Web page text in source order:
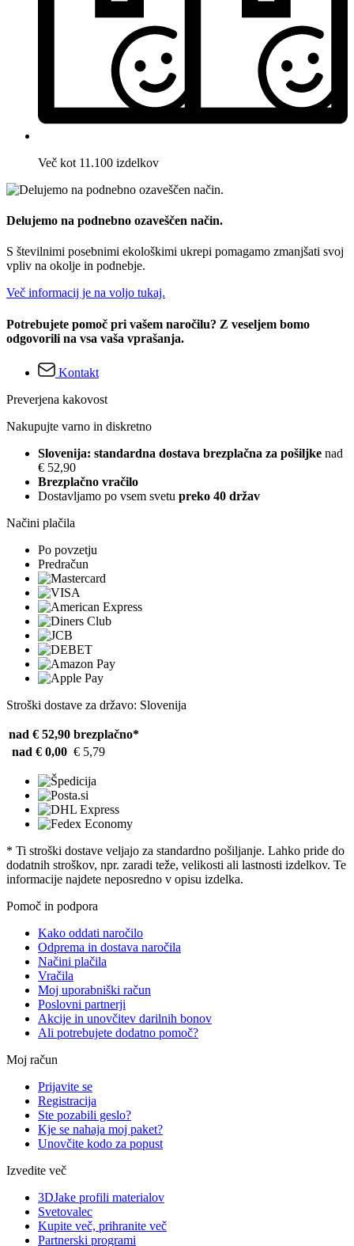
Več kot 11.100 izdelkov
Delujemo na podnebno ozaveščen način.
S številnimi posebnimi ekološkimi ukrepi pomagamo zmanjšati svoj
vpliv na okolje in podnebje.
Več informacij je na voljo tukaj.
Potrebujete pomoč pri vašem naročilu? Z veseljem bomo
odgovorili na vsa vaša vprašanja.
Kontakt
Preverjena kakovost
Nakupujte varno in diskretno
Slovenija: standardna dostava brezplačna za pošiljke nad
€ 52,90
Brezplačno vračilo
Dostavljamo po vsem svetu preko 40 držav
Načini plačila
Po povzetju
Predračun
Stroški dostave za državo: Slovenija
nad € 52,90 brezplačno*
nad € 0,00 € 5,79
* Ti stroški dostave veljajo za standardno pošiljanje. Lahko pride do
dodatnih stroškov, npr. zaradi teže, velikosti ali lastnosti izdelkov. Te
informacije najdete neposredno v opisu izdelka.
Pomoč in podpora
Kako oddati naročilo
Odprema in dostava naročila
Načini plačila
Vračila
Moj uporabniški račun
Poslovni partnerji
Akcije in unovčitev darilnih bonov
Ali potrebujete dodatno pomoč?
Moj račun
Prijavite se
Registracija
Ste pozabili geslo?
Kje se nahaja moj paket?
Unovčite kodo za popust
Izvedite več
3DJake profili materialov
Svetovalec
Kupite več, prihranite več
Partnerski programi